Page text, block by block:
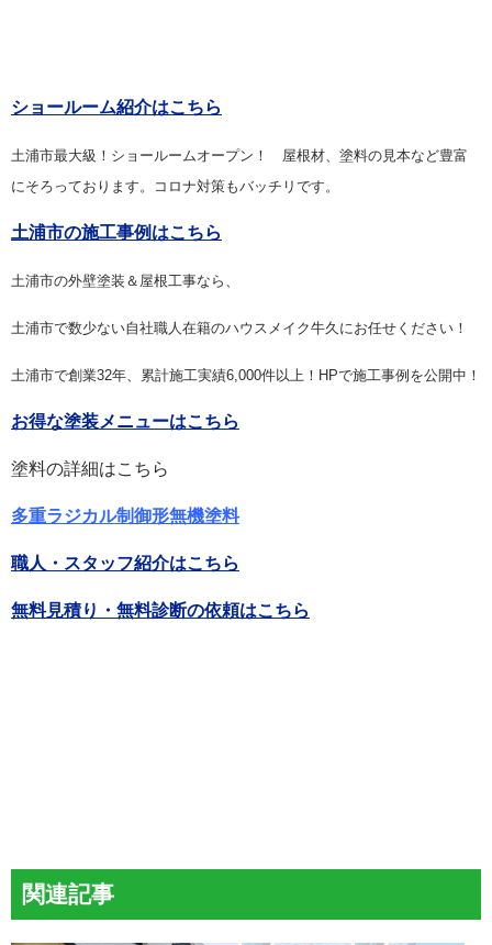
ショールーム紹介はこちら
土浦市最大級！ショールームオープン！ 屋根材、塗料の見本など豊富
にそろっております。コロナ対策もバッチリです。
土浦市の施工事例はこちら
土浦市の外壁塗装＆屋根工事なら、
土浦市で数少ない自社職人在籍のハウスメイク牛久にお任せください！
土浦市で創業32年、累計施工実績6,000件以上！HPで施工事例を公開中！
お得な塗装メニューはこちら
塗料の詳細はこちら
多重ラジカル制御形無機塗料
職人・スタッフ紹介はこちら
無料見積り・無料診断の依頼はこちら
関連記事